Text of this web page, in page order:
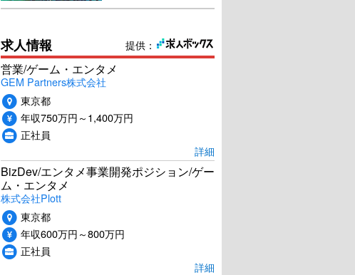
ザ・スパイ シークレット・
ライズ
U-NEXTで見る
提供：
求人情報
営業/ゲーム・エンタメ
GEM Partners株式会社
東京都
年収750万円～1,400万円
正社員
詳細
BizDev/エンタメ事業開発ポジション/ゲー
ム・エンタメ
株式会社Plott
東京都
年収600万円～800万円
正社員
詳細